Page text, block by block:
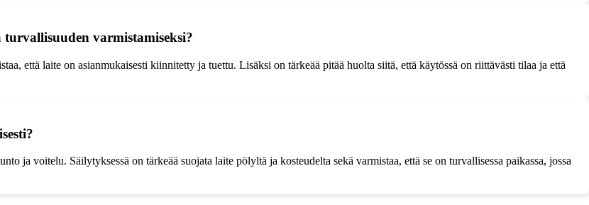
varmistamiseksi?
että laite on asianmukaisesti kiinnitetty ja tuettu. Lisäksi on tärkeää pitää huolta siitä, että käytössä on riittävästi tilaa ja että
ja voitelu. Säilytyksessä on tärkeää suojata laite pölyltä ja kosteudelta sekä varmistaa, että se on turvallisessa paikassa, jossa